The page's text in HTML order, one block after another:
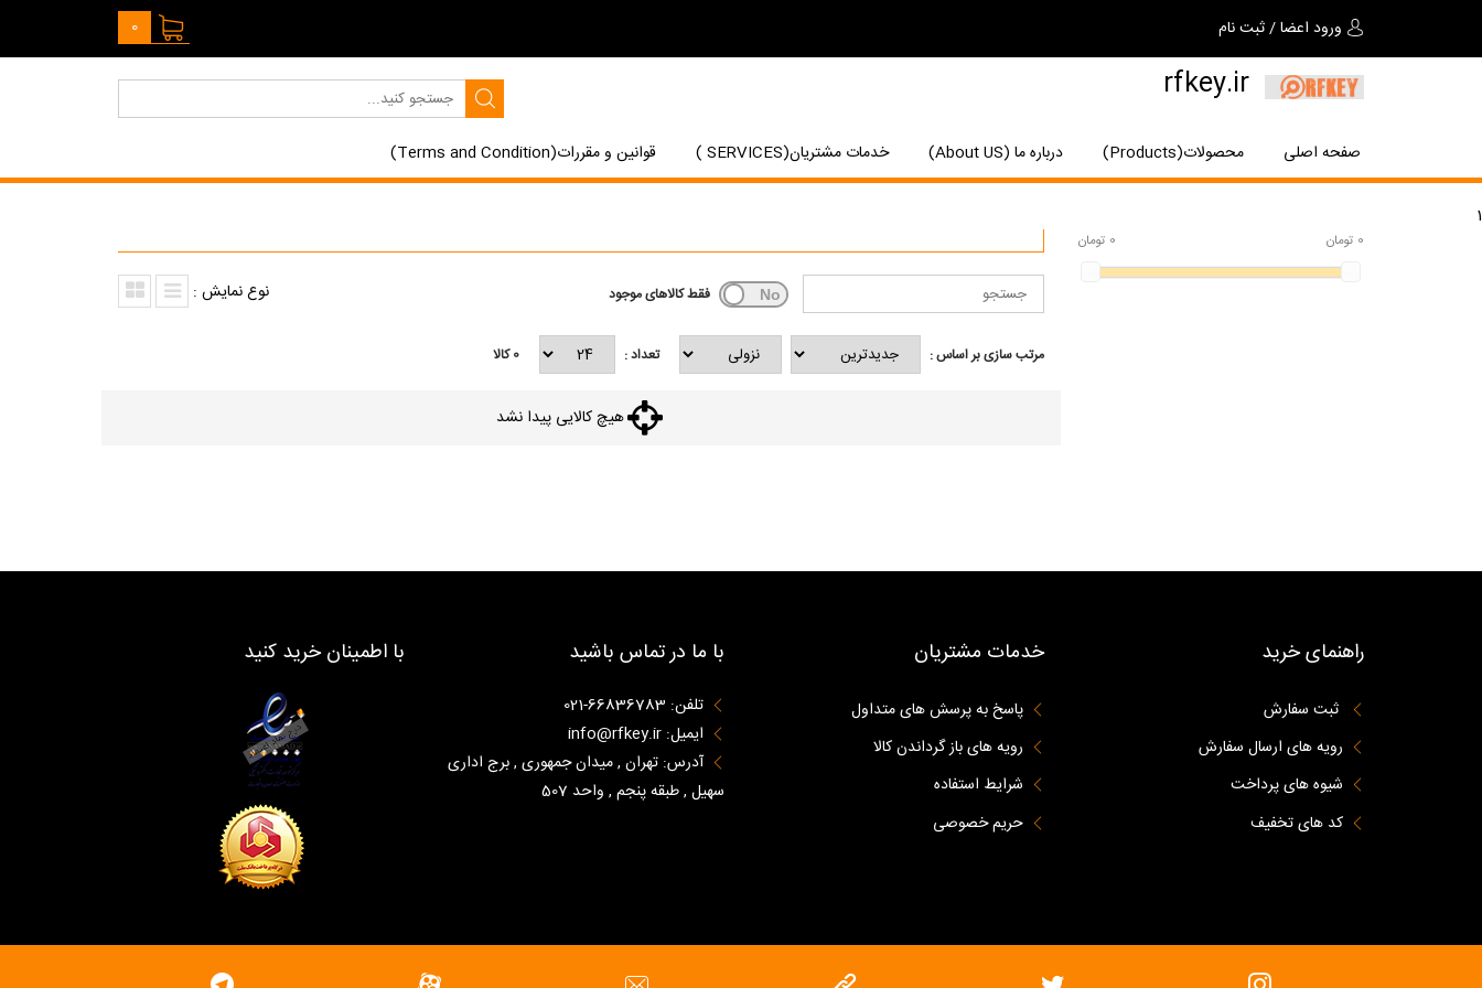
ورود اعضا/ثبت نام 0
rfkey.ir
صفحه اصلی محصولات(Products) درباره ما (About US) خدمات مشتریان(SERVICES ) قوانین و مقررات(Terms and Condition)
1
0 تومان 0 تومان
فقط کالاهای موجود نوع نمایش :
مرتب سازی بر اساس : تعداد : 0کالا
هیچ کالایی پیدا نشد
راهنمای خرید
ثبت سفارش
رویه های ارسال سفارش
شیوه های پرداخت
کد های تخفیف
خدمات مشتریان
پاسخ به پرسش های متداول
رویه های باز گرداندن کالا
شرایط استفاده
حریم خصوصی
با ما در تماس باشید
تلفن: 66836783-021
ایمیل: info@rfkey.ir
آدرس: تهران , میدان جمهوری , برج اداری
سهیل , طبقه پنجم , واحد 507
با اطمینان خرید کنید